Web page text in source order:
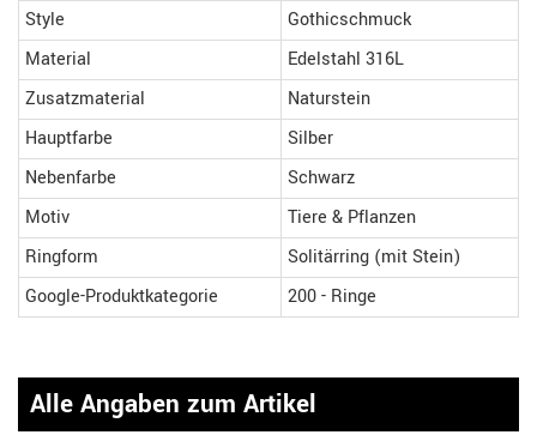
Style
Gothicschmuck
Material
Edelstahl 316L
Zusatzmaterial
Naturstein
Hauptfarbe
Silber
Nebenfarbe
Schwarz
Motiv
Tiere & Pflanzen
Ringform
Solitärring (mit Stein)
Google-Produktkategorie
200 - Ringe
Alle Angaben zum Artikel